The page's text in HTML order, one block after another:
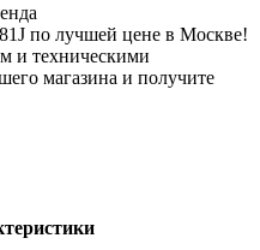
по лучшей цене в Москве!
и техническими
магазина и получите